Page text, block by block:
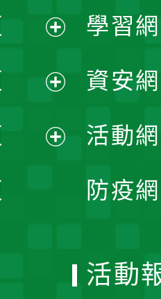
單
選
單
開
選
單
開
選
開
學習
資安
活動
防疫
活動